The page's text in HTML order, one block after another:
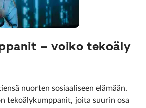
– voiko tekoäly
nuorten sosiaaliseen elämään.
tekoälykumppanit, joita suurin osa